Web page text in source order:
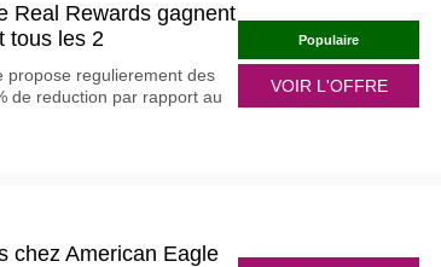
Real Rewards gagnent
tous les 2
propose regulierement des
de reduction par rapport au
Populaire
VOIR L'OFFRE
chez American Eagle